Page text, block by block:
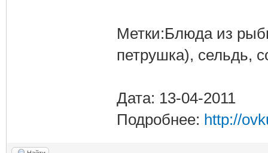
Метки:Блюда из
петрушка), сельдь,
Дата: 13-04-2011
Подробнее: http://